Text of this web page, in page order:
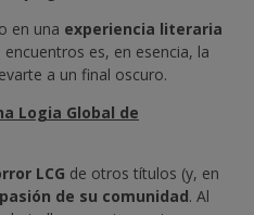
en una experiencia literaria
es, en esencia, la
a un final oscuro.
Logia Global de
LCG de otros títulos (y, en
pasión de su comunidad. Al